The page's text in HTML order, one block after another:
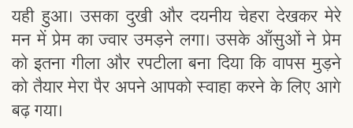
यही हुआ। उसका दुखी और दयनीय चेहरा देखकर मेरे
मन में प्रेम का ज्वार उमड़ने लगा। उसके आँसुओं ने प्रेम
को इतना गीला और रपटीला बना दिया कि वापस मुड़ने
को तैयार मेरा पैर अपने आपको स्वाहा करने के लिए आगे
बढ़ गया।